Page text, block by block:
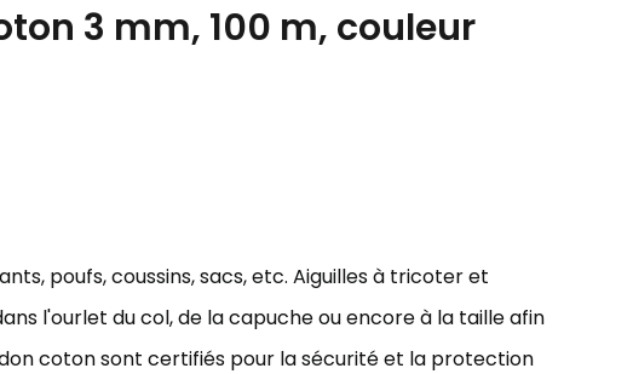
3 mm, 100 m, couleur
poufs, coussins, sacs, etc. Aiguilles à tricoter et
l'ourlet du col, de la capuche ou encore à la taille afin
coton sont certifiés pour la sécurité et la protection